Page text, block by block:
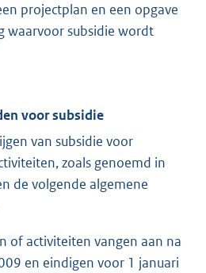
projectplan en een opgave
waarvoor subsidie wordt
voor subsidie
van subsidie voor
zoals genoemd in
de volgende algemene
of activiteiten vangen aan na
en eindigen voor 1 januari